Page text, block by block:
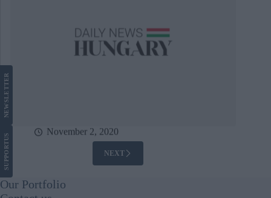
NEXT
SUPPORT
US
NEWS
LETTER
Our Portfolio